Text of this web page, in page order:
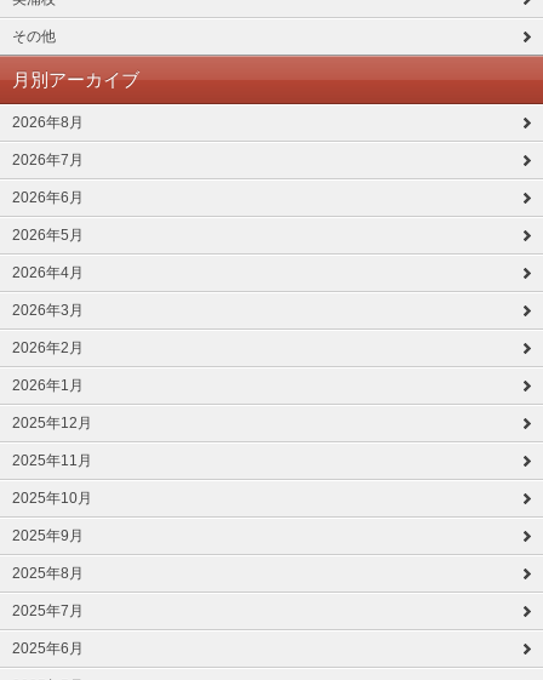
その他
月別アーカイブ
2026年8月
2026年7月
2026年6月
2026年5月
2026年4月
2026年3月
2026年2月
2026年1月
2025年12月
2025年11月
2025年10月
2025年9月
2025年8月
2025年7月
2025年6月